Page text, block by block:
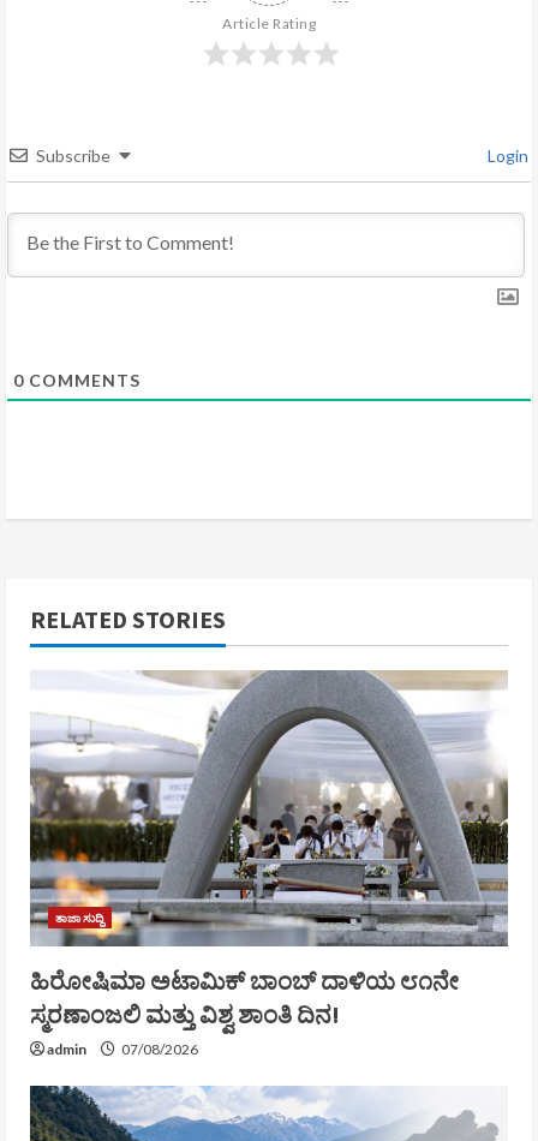
a
d
i
n
Article Rating
Subscribe Login
0 COMMENTS
RELATED STORIES
ತಾಜಾ ಸುದ್ದಿ
ಹಿರೋಷಿಮಾ ಅಟಾಮಿಕ್ ಬಾಂಬ್ ದಾಳಿಯ ೮೧ನೇ
ಸ್ಮರಣಾಂಜಲಿ ಮತ್ತು ವಿಶ್ವ ಶಾಂತಿ ದಿನ!
admin 07/08/2026